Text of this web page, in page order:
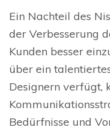
Ein Nachteil des
der Verbesserung
Kunden besser
über ein
Designern verfügt,
Bedürfnisse und